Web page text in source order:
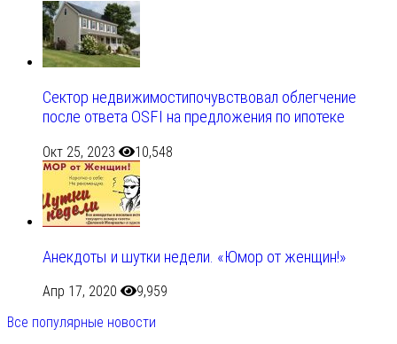
Сектор недвижимостипочувствовал облегчение
после ответа OSFI на предложения по ипотеке
Окт 25, 2023 10,548
Анекдоты и шутки недели. «Юмор от женщин!»
Апр 17, 2020
9,959
Все популярные новости